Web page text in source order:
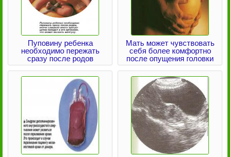
Пуповину ребенка
необходимо пережать
сразу после родов
Мать может чувствовать
себя более комфортно
после опущения головки